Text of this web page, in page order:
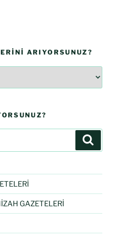
ARIYORSUNUZ?
GAZETELERİ